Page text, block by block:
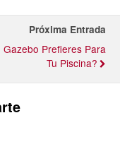
Próxima Entrada
Gazebo Prefieres Para
Tu Piscina?